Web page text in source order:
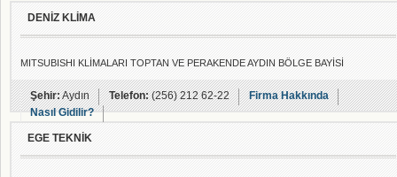
DENİZ KLİMA
MITSUBISHI KLİMALARI TOPTAN VE PERAKENDE AYDIN BÖLGE BAYİSİ
Şehir:Aydın Telefon:(256) 212 62-22
Firma Hakkında
Nasıl Gidilir?
EGE TEKNİK